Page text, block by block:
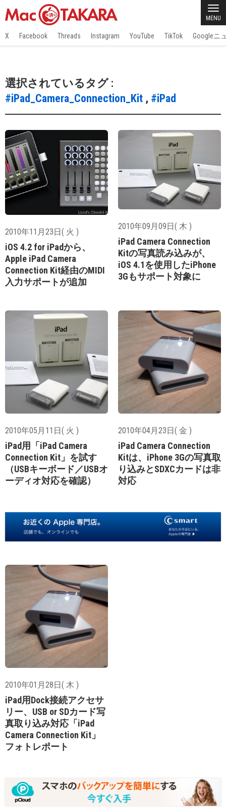
MENU
X Facebook Threads Instagram YouTube TikTok Googleニ
選択されているタグ :
#iPad_Camera_Connection_Kit , #iPad
2010年11月23日( 火 )
iOS 4.2 for iPadから、
Apple iPad Camera
Connection Kit経由のMIDI
入力サポートが追加
2010年09月09日( 木 )
iPad Camera Connection
Kitの写真読み込みが、
iOS 4.1を使用したiPhone
3Gもサポート対象に
2010年05月11日( 火 )
iPad用「iPad Camera
Connection Kit」を試す
（USBキーボード／USBオ
ーディオ対応を確認）
2010年04月23日( 金 )
iPad Camera Connection
Kitは、iPhone 3Gの写真取
り込みとSDXCカードは非
対応
2010年01月28日( 木 )
iPad用Dock接続アクセサ
リー、USB or SDカード写
真取り込み対応「iPad
Camera Connection Kit」
フォトレポート